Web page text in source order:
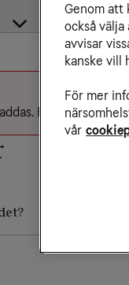
Försök igen
Genom att
också
avvisar
kanske vill
För mer
vår